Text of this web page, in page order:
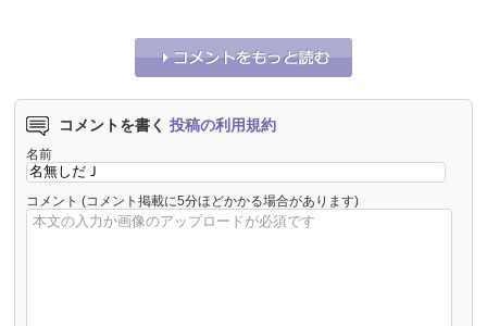
コメントを書く 投稿の利用規約
名前
コメント (コメント掲載に5分ほどかかる場合があります)